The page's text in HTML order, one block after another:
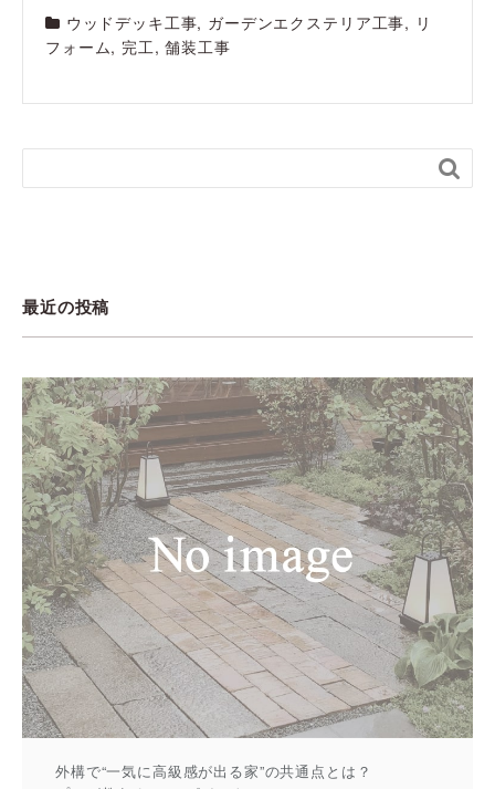
ウッドデッキ工事, ガーデンエクステリア工事, リ
フォーム, 完工,舗装工事

最近の投稿
外構で“一気に高級感が出る家”の共通点とは？